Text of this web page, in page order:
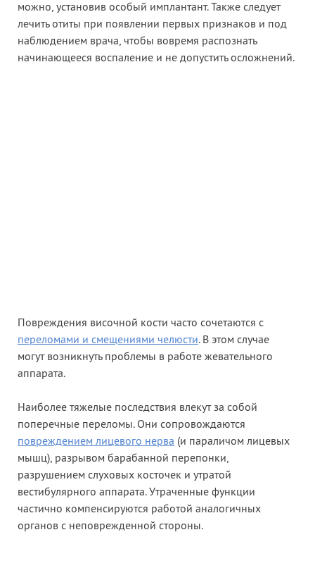
можно, установив особый имплантант. Также следует
лечить отиты при появлении первых признаков и под
наблюдением врача, чтобы вовремя распознать
начинающееся воспаление и не допустить осложнений.
Повреждения височной кости часто сочетаются с
переломами и смещениями челюсти. В этом случае
могут возникнуть проблемы в работе жевательного
аппарата.
Наиболее тяжелые последствия влекут за собой
поперечные переломы. Они сопровождаются
повреждением лицевого нерва (и параличом лицевых
мышц), разрывом барабанной перепонки,
разрушением слуховых косточек и утратой
вестибулярного аппарата. Утраченные функции
частично компенсируются работой аналогичных
органов с неповрежденной стороны.